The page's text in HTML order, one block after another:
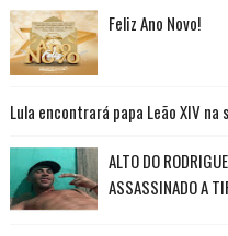
Feliz Ano Novo!
Lula encontrará papa Leão XIV
ALTO DO
ASSASSINADO A